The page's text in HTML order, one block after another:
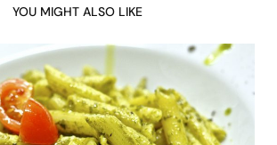
YOU MIGHT ALSO LIKE